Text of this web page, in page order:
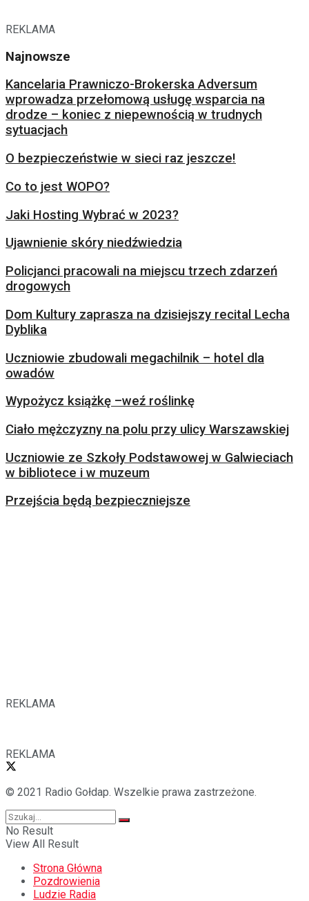
REKLAMA
Najnowsze
Kancelaria Prawniczo-Brokerska Adversum
wprowadza przełomową usługę wsparcia na
drodze – koniec z niepewnością w trudnych
sytuacjach
O bezpieczeństwie w sieci raz jeszcze!
Co to jest WOPO?
Jaki Hosting Wybrać w 2023?
Ujawnienie skóry niedźwiedzia
Policjanci pracowali na miejscu trzech zdarzeń
drogowych
Dom Kultury zaprasza na dzisiejszy recital Lecha
Dyblika
Uczniowie zbudowali megachilnik – hotel dla
owadów
Wypożycz książkę –weź roślinkę
Ciało mężczyzny na polu przy ulicy Warszawskiej
Uczniowie ze Szkoły Podstawowej w Galwieciach
w bibliotece i w muzeum
Przejścia będą bezpieczniejsze
REKLAMA
REKLAMA
© 2021 Radio Gołdap. Wszelkie prawa zastrzeżone.
No Result
View All Result
Strona Główna
Pozdrowienia
Ludzie Radia